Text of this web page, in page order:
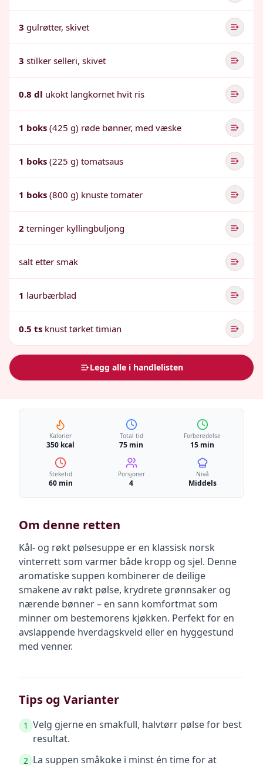
3 gulrøtter, skivet
3 stilker selleri, skivet
0.8 dl ukokt langkornet hvit ris
1 boks (425 g) røde bønner, med væske
1 boks (225 g) tomatsaus
1 boks (800 g) knuste tomater
2 terninger kyllingbuljong
salt etter smak
1 laurbærblad
0.5 ts knust tørket timian
Legg alle i handlelisten
Kalorier
350 kcal
Total tid
75 min
Forberedelse
15 min
Steketid
60 min
Porsjoner
4
Nivå
Middels
Om denne retten
Kål- og røkt pølsesuppe er en klassisk norsk
vinterrett som varmer både kropp og sjel. Denne
aromatiske suppen kombinerer de deilige
smakene av røkt pølse, krydrete grønnsaker og
nærende bønner – en sann komfortmat som
minner om bestemorens kjøkken. Perfekt for en
avslappende hverdagskveld eller en hyggestund
med venner.
Tips og Varianter
1 Velg gjerne en smakfull, halvtørr pølse for best
resultat.
2 La suppen småkoke i minst én time for at